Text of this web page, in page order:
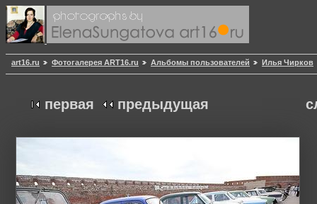
art16.ru Фотогалерея ART16.ru Альбомы пользователей Илья Чирков
первая предыдущая